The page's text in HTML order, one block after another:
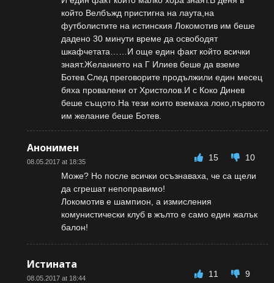
който Велбъжд пристигна на лаута,на
футболистите на истинския Локомотив им беше
дадено 30 минути време да освободят
шкафчетата……И още един факт който всички
знаят.Желанието на Г Илиев беше да вземе
Ботев.След преговорите продължили един месец
бяха провалени от Христолов.И с Коко Динев
беше същото.На тези които вземаха локо,първото
им желание беше Ботев.
Анонимен
08.05.2017 at 18:35 15
10
Може? Но после всички осъзнаваха, че са щели
да сгрешат непоправимо!
Локомотив е шампион, а измисления
комунистически клуб в жълто е само един жалък
балон!
Истината
08.05.2017 at 18:44 11
9